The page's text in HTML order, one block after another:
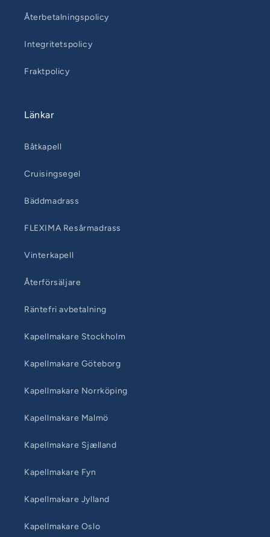
Återbetalningspolicy
Integritetspolicy
Fraktpolicy
Länkar
Båtkapell
Cruisingsegel
Bäddmadrass
FLEXIMA Resårmadrass
Vinterkapell
Återförsäljare
Räntefri avbetalning
Kapellmakare Stockholm
Kapellmakare Göteborg
Kapellmakare Norrköping
Kapellmakare Malmö
Kapellmakare Sjælland
Kapellmakare Fyn
Kapellmakare Jylland
Kapellmakare Oslo